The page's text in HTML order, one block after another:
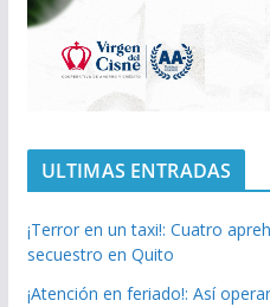
ULTIMAS ENTRADAS
¡Terror en un taxi!: Cuatro
secuestro en Quito
¡Atención en feriado!: Así